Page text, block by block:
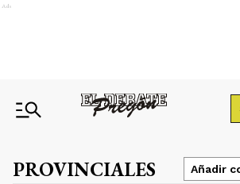
Ads
PROVINCIALES Añadir